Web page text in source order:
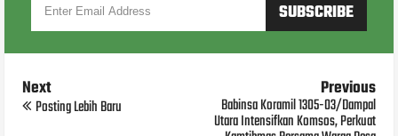
Next
Posting Lebih Baru
Previous
Babinsa Koramil 1305-03/Dampal
Utara Intensifkan Komsos, Perkuat